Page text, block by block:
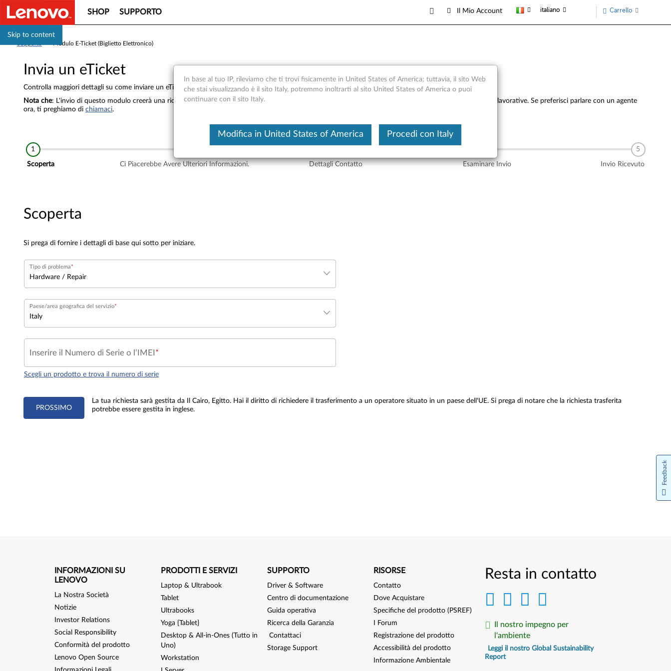
Skip to content
SHOP SUPPORTO Il Mio Account italiano Carrello
Modulo E-Ticket (Biglietto Elettronico)
Invia un eTicket
Controlla maggiori dettagli su come inviare un eTicketqui.
Nota che: L'invio di questo modulo creerà una richiesta di servizio. Se sono necessarie ulteriori informazioni, riceverai una richiamata nelle prossime 24 ore lavorative. Se preferisci parlare con un agente
ora, ti preghiamo di chiamaci.
Scoperta Ci Piacerebbe Avere Ulteriori Informazioni. Dettagli Contatto Esaminare Invio Invio Ricevuto
Scoperta
Si prega di fornire i dettagli di base qui sotto per iniziare.
Tipo di problema
Paese/area geografica del servizio
Inserire il Numero di Serie o l’IMEI
Scegli un prodotto e trova il numero di serie
PROSSIMO
La tua richiesta sarà gestita da Il Cairo, Egitto. Hai il diritto di richiedere il trasferimento a un operatore situato in un paese dell'UE. Si prega di notare che la richiesta trasferita
potrebbe essere gestita in inglese.
Resta in contatto
Il nostro impegno per
l'ambiente
Leggi il nostro Global Sustainability
Report
In base al tuo IP, rileviamo che ti trovi fisicamente in United States of America; tuttavia, il sito Web
che stai visualizzando è il sito Italy, potremmo inoltrarti al sito United States of America o puoi
continuare con il sito Italy.
Modifica in United States of America Procedi con Italy
INFORMAZIONI SU
LENOVO
La Nostra Società
Notizie
Investor Relations
Social Responsibility
Conformità del prodotto
Lenovo Open Source
PRODOTTI E SERVIZI
Laptop & Ultrabook
Tablet
Ultrabooks
Yoga {Tablet}
Desktop & All-in-Ones (Tutto in
Uno)
Workstation
SUPPORTO
Driver & Software
Centro di documentazione
Guida operativa
Ricerca della Garanzia
Contattaci
Storage Support
RISORSE
Contatto
Dove Acquistare
Specifiche del prodotto (PSREF)
I Forum
Registrazione del prodotto
Accessibilità del prodotto
Informazione Ambientale
Feedback